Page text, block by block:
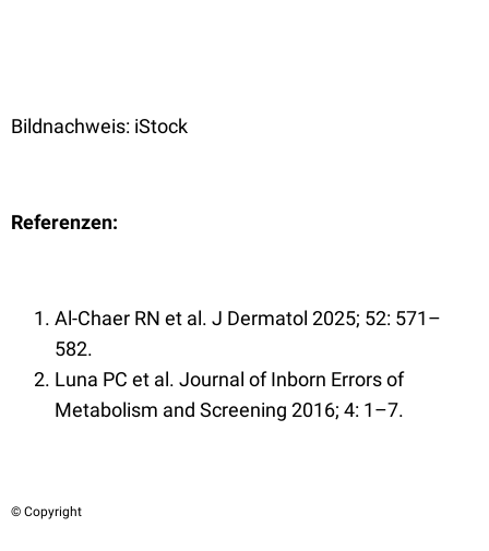
Bildnachweis: iStock
Referenzen:
Al-Chaer RN et al. J Dermatol 2025; 52: 571–
582.
Luna PC et al. Journal of Inborn Errors of
Metabolism and Screening 2016; 4: 1–7.
© Copyright